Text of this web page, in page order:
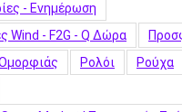
- Ενημέρωση
Wind - F2G - Q Δώρα
Ρολόι Ρούχα